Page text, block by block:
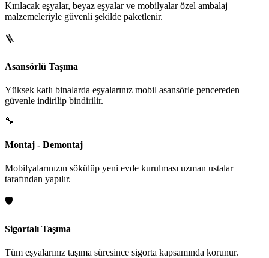
Kırılacak eşyalar, beyaz eşyalar ve mobilyalar özel ambalaj
malzemeleriyle güvenli şekilde paketlenir.
🪜
Asansörlü Taşıma
Yüksek katlı binalarda eşyalarınız mobil asansörle pencereden
güvenle indirilip bindirilir.
🔧
Montaj - Demontaj
Mobilyalarınızın sökülüp yeni evde kurulması uzman ustalar
tarafından yapılır.
🛡️
Sigortalı Taşıma
Tüm eşyalarınız taşıma süresince sigorta kapsamında korunur.